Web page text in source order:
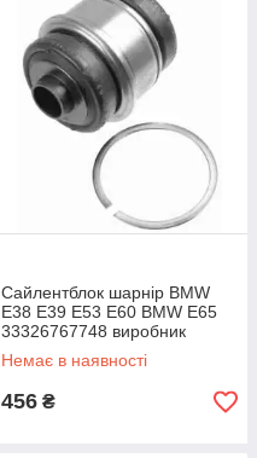
Сайлентблок шарнір BMW
E38 E39 E53 E60 BMW E65
33326767748 виробник
MAPCO Німеччина
Немає в наявності
456 ₴